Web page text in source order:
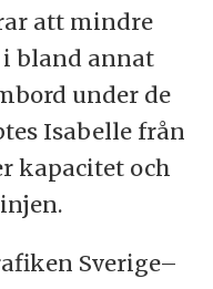
att mindre
bland annat
under de
Isabelle från
kapacitet och
Sverige–